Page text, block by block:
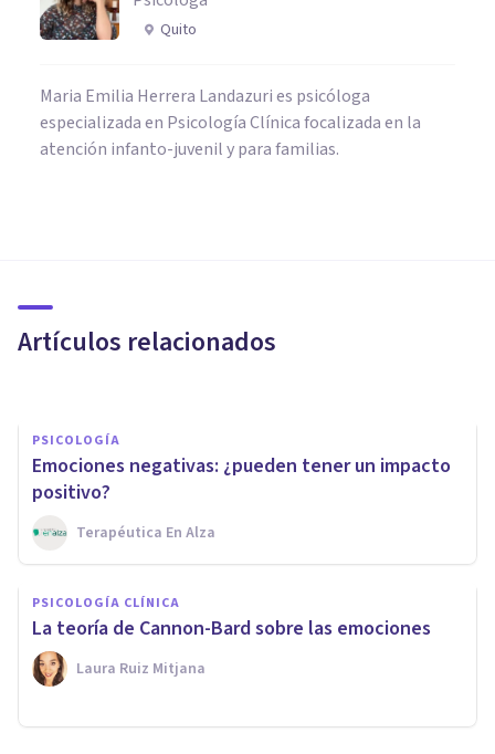
Quito
Maria Emilia Herrera Landazuri es psicóloga
especializada en Psicología Clínica focalizada en la
atención infanto-juvenil y para familias.
Artículos relacionados
afectan
PSICOLOGÍA
Emociones negativas: ¿pueden tener un impacto
positivo?
Terapéutica En Alza
PSICOLOGÍA CLÍNICA
La teoría de Cannon-Bard sobre las emociones
Laura Ruiz Mitjana
PSICOLOGÍA
Efecto de Mera Exposición: qué
es y cómo se expresa en
psicología